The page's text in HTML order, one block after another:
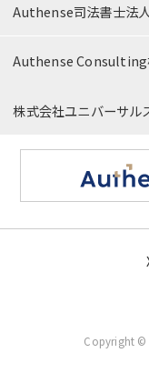
Authense司法書士法人
Authense Consulting
株式会社ユニバーサル
Copyright ©